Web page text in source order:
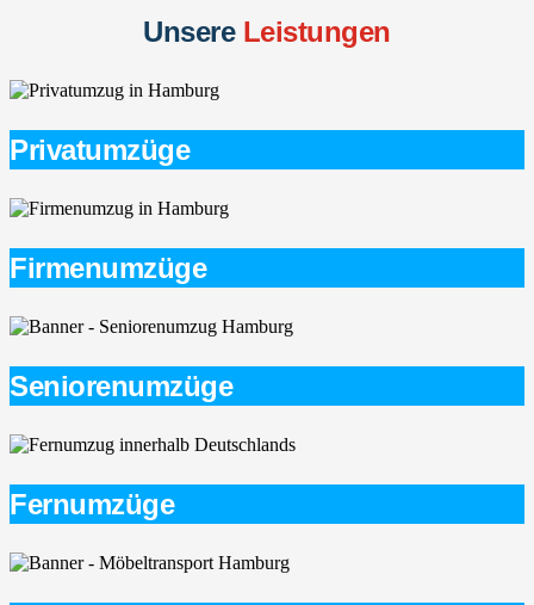
UnsereLeistungen
Privatumzüge
Firmenumzüge
Seniorenumzüge
Fernumzüge